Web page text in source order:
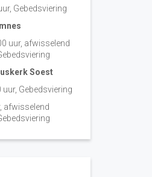
Gebedsviering
uur, afwisselend
Soest
Gebedsviering
afwisselend